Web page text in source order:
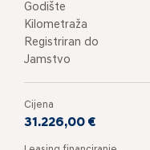
Godište
Kilometraža
Registriran do
Jamstvo
Cijena
31.226,00 €